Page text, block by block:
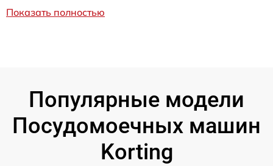
Показать полностью
Популярные модели
Посудомоечных машин
Korting